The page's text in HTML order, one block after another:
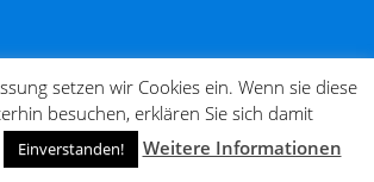
setzen wir Cookies ein. Wenn sie diese
besuchen, erklären Sie sich damit
Einverstanden! Weitere Informationen